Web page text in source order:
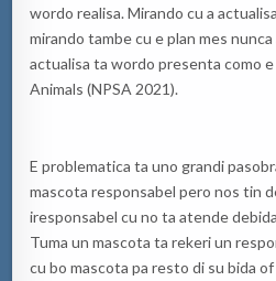
wordo realisa. Mirando cua
mirando tambe cu e plan mes
actualisa ta wordo presenta como
Animals (NPSA 2021).
E problematica ta uno grandi
mascota responsabel pero nos tin
iresponsabel cu no ta atende
Tuma un mascota ta rekeri un
cu bo mascota pa resto di su bida